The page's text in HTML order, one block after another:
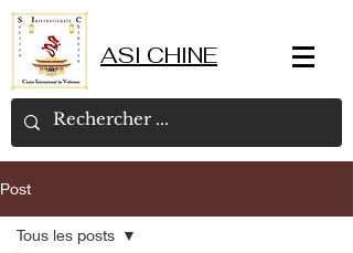
ASI CHINE
Post
Tous les posts